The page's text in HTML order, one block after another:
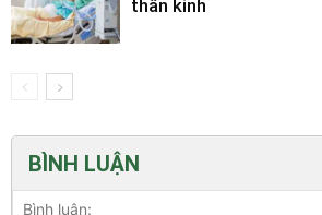
thần kinh
BÌNH LUẬN